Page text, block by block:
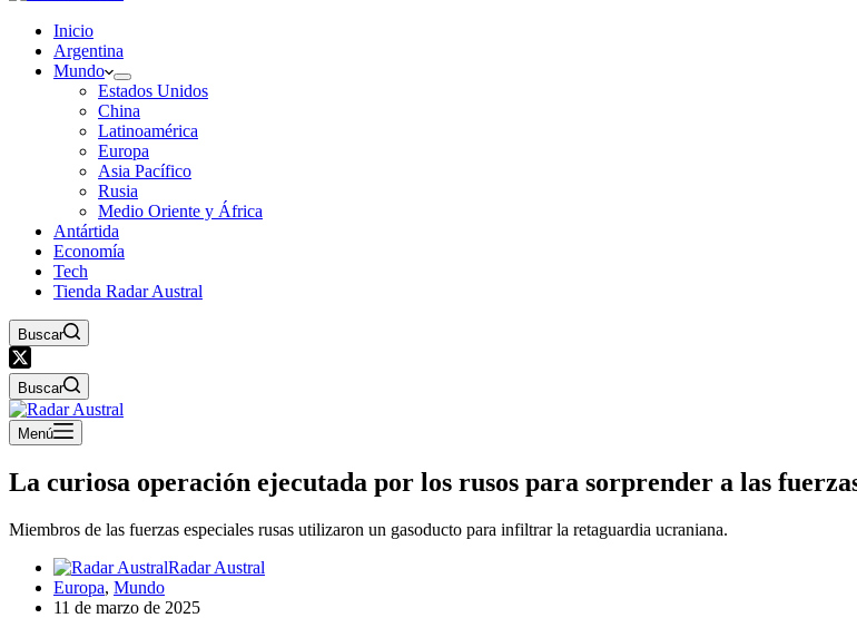
Inicio
Argentina
Mundo
Estados Unidos
China
Latinoamérica
Europa
Asia Pacífico
Rusia
Medio Oriente y África
Antártida
Economía
Tech
Tienda Radar Austral
Buscar
Buscar
Menú
La curiosa operación ejecutada por los rusos para sorprender a las
Miembros de las fuerzas especiales rusas utilizaron un gasoducto para infiltrar la retaguardia ucraniana.
Radar Austral
Europa, Mundo
11 de marzo de 2025